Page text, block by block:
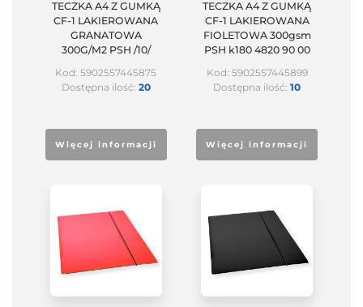
TECZKA A4 Z GUMKĄ
CF-1 LAKIEROWANA
GRANATOWA
300G/M2 PSH /10/
Kod: 5902557445875
Dostępna ilość: 20
Więcej informacji
TECZKA A4 Z GUMKĄ
CF-1 LAKIEROWANA
FIOLETOWA 300gsm
PSH k180 4820 90 00
Kod: 5902557445899
Dostępna ilość:10
Więcej informacji